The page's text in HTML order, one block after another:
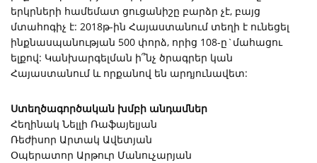
երկրների համեմատ ցուցանիշը բարձր չէ, բայց
մտահոգիչ է: 2018թ-ին Հայաստանում տեղի է ունեցել
ինքնասպանության 500 փորձ, որից 108-ը`մահացու
ելքով: Կանխարգելման ի՞նչ ծրագրեր կան
Հայաստանում և որքանով են արդյունավետ:
Ստեղծագործական խմբի անդամներ
Հեղինակ Նելլի Ռաֆայելյան
Ռեժիսոր Արտակ Ավետյան
Օպերատոր Արթուր Մանուչարյան